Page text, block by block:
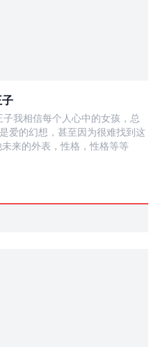
我相信每个人心中的女孩，总
爱的幻想，甚至因为很难找到这
来的外表，性格，性格等等